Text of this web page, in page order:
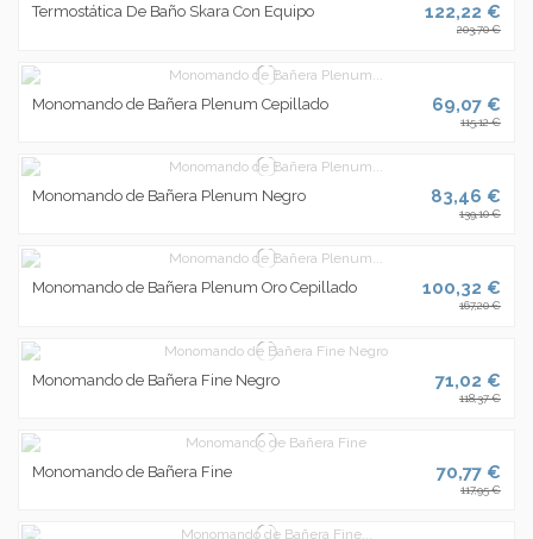
Termostática De Baño Skara Con Equipo 122,22 €
203,70 €
Monomando de Bañera Plenum Cepillado 69,07 €
115,12 €
Monomando de Bañera Plenum Negro 83,46 €
139,10 €
Monomando de Bañera Plenum Oro Cepillado 100,32 €
167,20 €
Monomando de Bañera Fine Negro 71,02 €
118,37 €
Monomando de Bañera Fine 70,77 €
117,95 €